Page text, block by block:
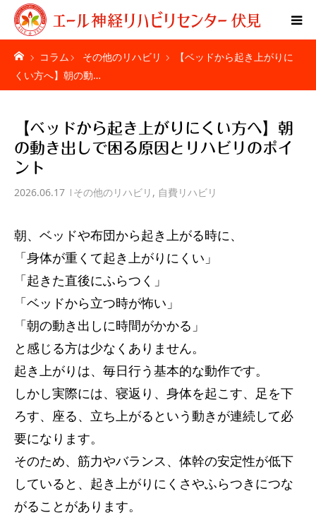
コラム その他のリハビリ
【ベッドから起き上がりに
くい方へ】朝の動…
【ベッドから起き上がりにくい方へ】朝
の動き出しで困る原因とリハビリのポイ
ント
2026.06.17 その他のリハビリ , 自費リハビリ
朝、ベッドや布団から起き上がる時に、
「身体が重くて起き上がりにくい」
「起きた直後にふらつく」
「ベッドから立つ時が怖い」
「朝の動き出しに時間がかかる」
と感じる方は少なくありません。
起き上がりは、毎日行う基本的な動作です。
しかし実際には、寝返り、身体を起こす、足を下
ろす、座る、立ち上がるという動きが連続して必
要になります。
そのため、筋力やバランス、体幹の安定性が低下
していると、起き上がりにくさやふらつきにつな
がることがあります。
Home
ご利用者様の声
お問い合わせ
施設紹介
サービス内容
アクセス
お知らせ
コラム